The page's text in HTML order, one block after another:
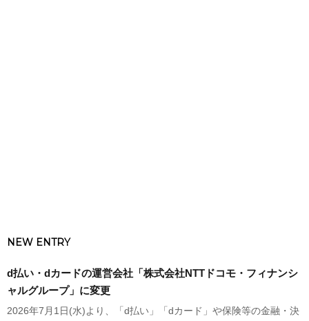
NEW ENTRY
d払い・dカードの運営会社「株式会社NTTドコモ・フィナンシ
ャルグループ」に変更
2026年7月1日(水)より、「d払い」「dカード」や保険等の金融・決